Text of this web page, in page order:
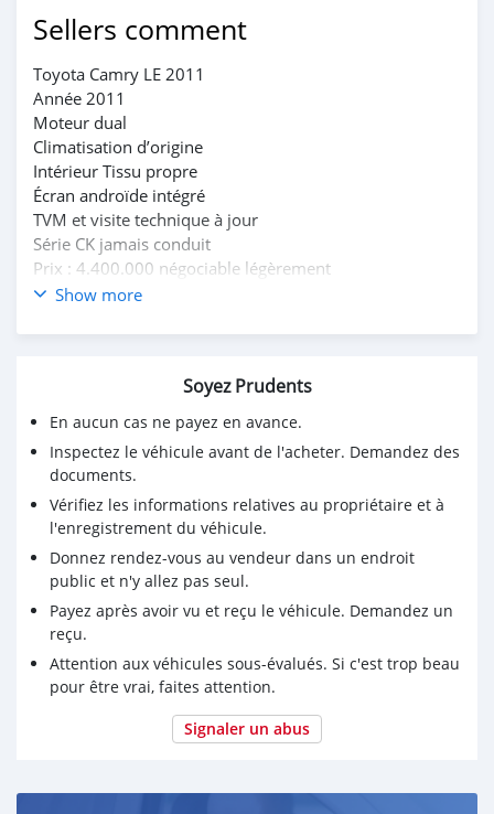
Sellers comment
Toyota Camry LE 2011
Année 2011
Moteur dual
Climatisation d’origine
Intérieur Tissu propre
Écran androïde intégré
TVM et visite technique à jour
Série CK jamais conduit
Prix : 4.400.000 négociable légèrement
Tel : +229 96876805
Show more
Soyez Prudents
En aucun cas ne payez en avance.
Inspectez le véhicule avant de l'acheter. Demandez des
documents.
Vérifiez les informations relatives au propriétaire et à
l'enregistrement du véhicule.
Donnez rendez-vous au vendeur dans un endroit
public et n'y allez pas seul.
Payez après avoir vu et reçu le véhicule. Demandez un
reçu.
Attention aux véhicules sous-évalués. Si c'est trop beau
pour être vrai, faites attention.
Signaler un abus